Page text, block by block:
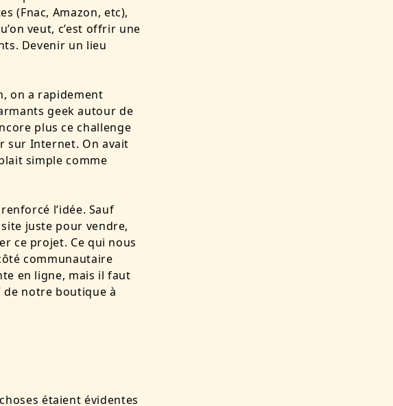
(Fnac, Amazon, etc),
veut, c’est offrir une
Devenir un lieu
on a rapidement
geek autour de
plus ce challenge
sur Internet. On avait
simple comme
l’idée. Sauf
juste pour vendre,
ce projet. Ce qui nous
communautaire
en ligne, mais il faut
de notre boutique à
étaient évidentes